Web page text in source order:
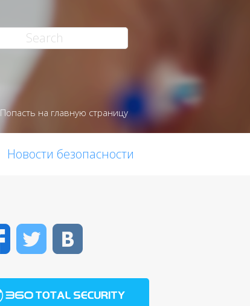
Попасть на главную страницу
Новости безопасности
FacebookTwitter